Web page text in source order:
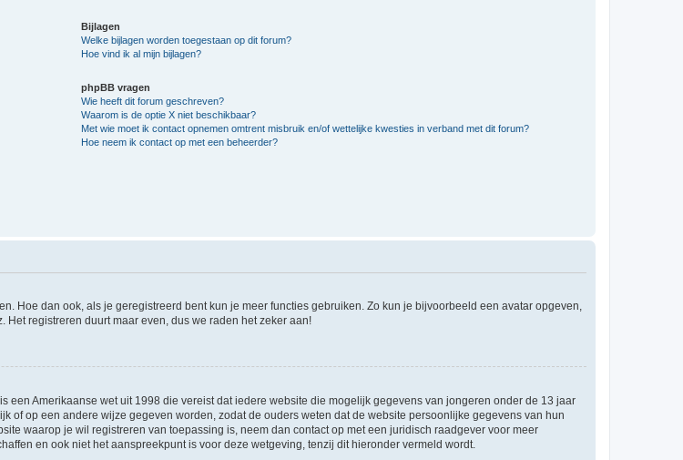
Bijlagen
Welke bijlagen worden toegestaan op dit forum?
Hoe vind ik al mijn bijlagen?
phpBB vragen
Wie heeft dit forum geschreven?
Waarom is de optie X niet beschikbaar?
Met wie moet ik contact opnemen omtrent misbruik en/of wettelijke kwesties in verband met dit forum?
Hoe neem ik contact op met een beheerder?
Hoe dan ook, als je geregistreerd bent kun je meer functies gebruiken. Zo kun je bijvoorbeeld een avatar opgeven,
registreren duurt maar even, dus we raden het zeker aan!
een Amerikaanse wet uit 1998 die vereist dat iedere website die mogelijk gegevens van jongeren onder de 13 jaar
of op een andere wijze gegeven worden, zodat de ouders weten dat de website persoonlijke gegevens van hun
waarop je wil registreren van toepassing is, neem dan contact op met een juridisch raadgever voor meer
en ook niet het aanspreekpunt is voor deze wetgeving, tenzij dit hieronder vermeld wordt.